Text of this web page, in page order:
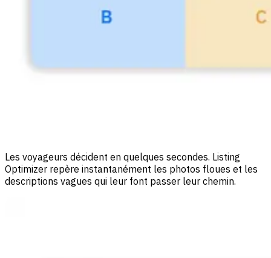
Les voyageurs décident en quelques secondes. Listing
Optimizer repère instantanément les photos floues et les
descriptions vagues qui leur font passer leur chemin.